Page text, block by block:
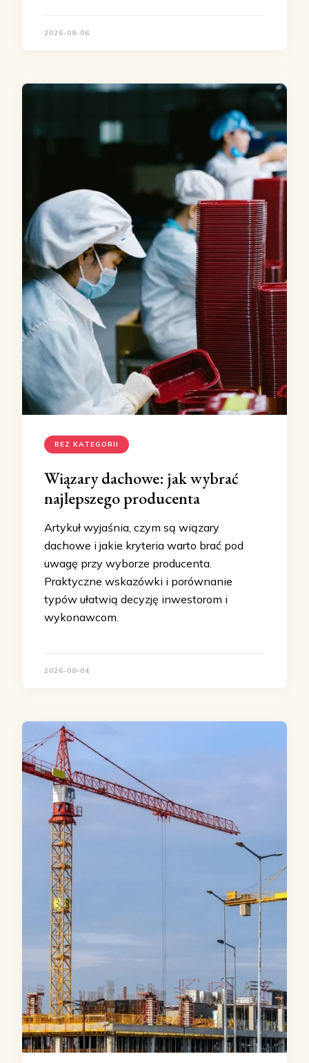
2026-08-06
BEZ KATEGORII
Wiązary dachowe: jak wybrać
najlepszego producenta
Artykuł wyjaśnia, czym są wiązary
dachowe i jakie kryteria warto brać pod
uwagę przy wyborze producenta.
Praktyczne wskazówki i porównanie
typów ułatwią decyzję inwestorom i
wykonawcom.
2026-08-04